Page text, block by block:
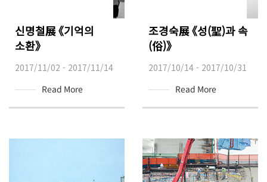
신명철展 《기억의
소환》
2017/11/02 - 2017/11/14
Read More
조경숙展 《성(聖)과 속
(俗)》
2017/10/14 - 2017/10/31
Read More